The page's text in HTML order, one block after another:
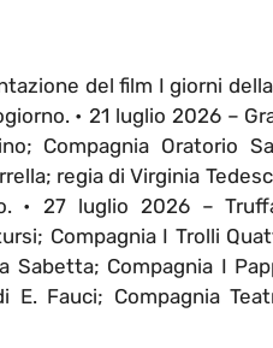
del film I giorni
• 21 luglio 2026 –
Compagnia Oratorio
regia di Virginia
• 27 luglio 2026 –
Compagnia I Trolli
Sabetta; Compagnia I
Fauci; Compagnia